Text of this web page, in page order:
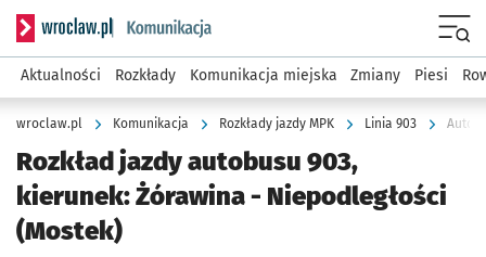
Serwis informacyjny wroclaw.pl podserwis: Komunikacja
Aktualności Rozkłady Komunikacja miejska Zmiany Piesi
wroclaw.pl Komunikacja Rozkłady jazdy MPK Linia 903
Rozkład jazdy autobusu 903,
kierunek: Żórawina - Niepodległości
(Mostek)